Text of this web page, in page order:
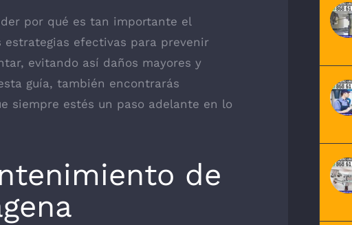
por qué es tan importante el
efectivas para prevenir
evitando así daños mayores y
guía, también encontrarás
siempre estés un paso adelante en lo
de